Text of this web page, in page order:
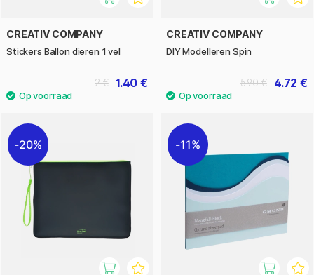
CREATIV COMPANY
Stickers Ballon dieren 1 vel
1.40 €
2 €
CREATIV COMPANY
DIY Modelleren Spin
4.72 €
5.90 €
20% 11%